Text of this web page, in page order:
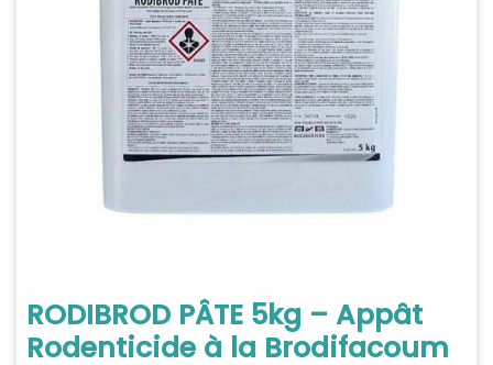
RODIBROD PÂTE 5kg – Appât
Rodenticide à la Brodifacoum